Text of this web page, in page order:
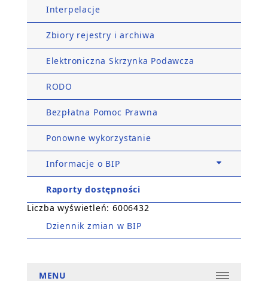
Interpelacje
Zbiory rejestry i archiwa
Elektroniczna Skrzynka Podawcza
RODO
Bezpłatna Pomoc Prawna
Ponowne wykorzystanie
Informacje o BIP
Raporty dostępności
Liczba wyświetleń: 6006432
Dziennik zmian w BIP
MENU